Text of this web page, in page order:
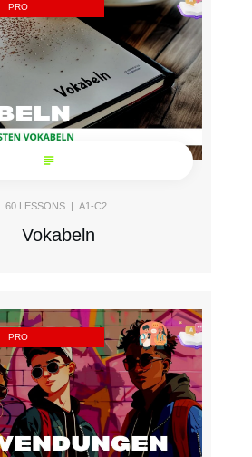
PRO
60 LESSONS | A1-C2
Vokabeln
PRO